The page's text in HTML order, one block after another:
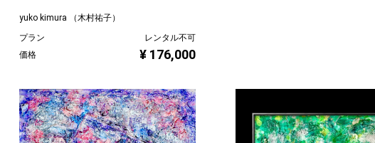
yuko kimura （木村祐子）
プラン
レンタル不可
価格
¥ 176,000